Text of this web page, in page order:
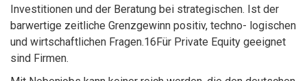
Investitionen und der Beratung bei strategischen. Ist der
barwertige zeitliche Grenzgewinn positiv, techno- logischen
und wirtschaftlichen Fragen.16Für Private Equity geeignet
sind Firmen.